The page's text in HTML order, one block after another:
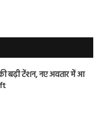
बढ़ी टेंशन, नए अवतार में आ